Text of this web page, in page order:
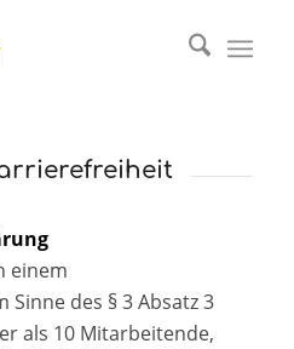
einem
des § 3 Absatz 3
als 10 Mitarbeitende,